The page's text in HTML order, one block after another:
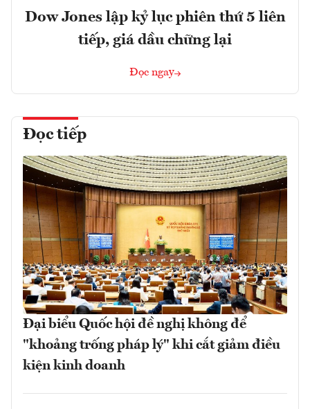
Dow Jones lập kỷ lục phiên thứ 5 liên
tiếp, giá dầu chững lại
Đọc ngay
Đọc tiếp
Đại biểu Quốc hội đề nghị không để
"khoảng trống pháp lý" khi cắt giảm điều
kiện kinh doanh